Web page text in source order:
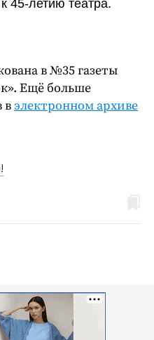
45-летию театра.
в №35 газеты
Ещё больше
вэлектронном архиве